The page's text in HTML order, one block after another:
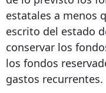
estatales a menos
escrito del estado
conservar los
los fondos
gastos recurrentes.